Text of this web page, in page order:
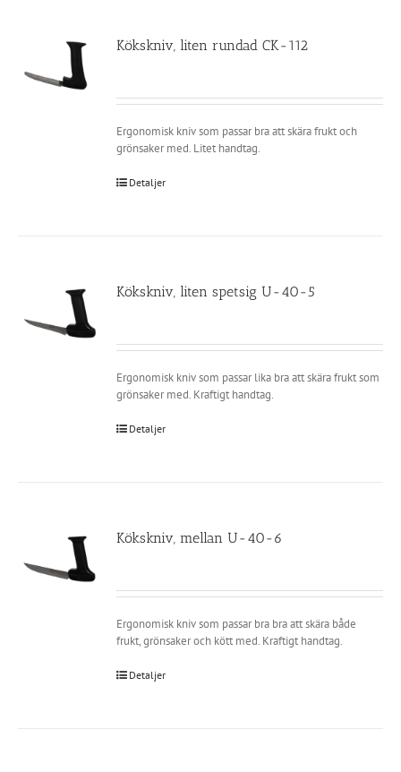
Kökskniv, liten rundad CK-112
Ergonomisk kniv som passar bra att skära frukt och
grönsaker med. Litet handtag.
Detaljer
Kökskniv, liten spetsig U-40-5
Ergonomisk kniv som passar lika bra att skära frukt som
grönsaker med. Kraftigt handtag.
Detaljer
Kökskniv, mellan U-40-6
Ergonomisk kniv som passar bra bra att skära både
frukt, grönsaker och kött med. Kraftigt handtag.
Detaljer